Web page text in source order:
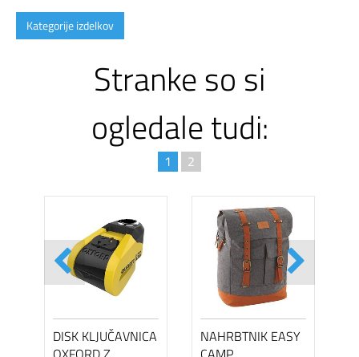
Kategorije izdelkov
Stranke so si
ogledale tudi:
1 2
DISK KLJUČAVNICA
NAHRBTNIK EASY